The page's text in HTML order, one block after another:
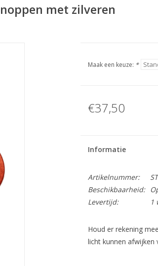
met zilveren
Maak een keuze: *
€37,50
Informatie
Artikelnummer:
Beschikbaarheid:
Levertijd:
1
Houd er rekening
licht kunnen afwijken